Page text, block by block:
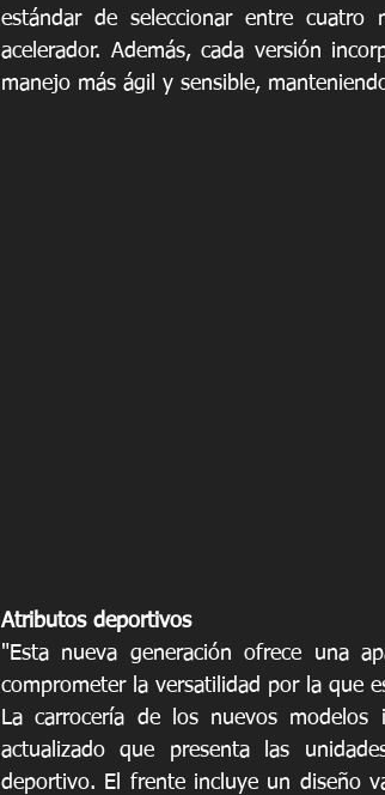
estándar de seleccionar entre cuatro
acelerador. Además, cada versión
manejo más ágil y sensible,
Atributos deportivos
"Esta nueva generación ofrece una
comprometer la versatilidad por la que
La carrocería de los nuevos
actualizado que presenta las
deportivo. El frente incluye un diseño